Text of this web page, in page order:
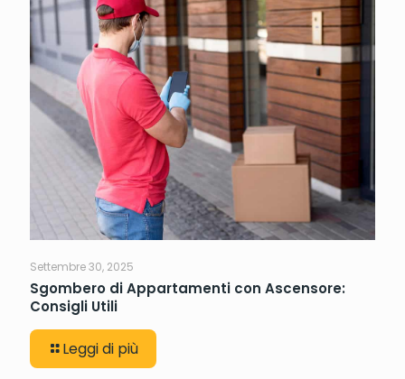
Settembre 30, 2025
Sgombero di Appartamenti con Ascensore:
Consigli Utili
Leggi di più